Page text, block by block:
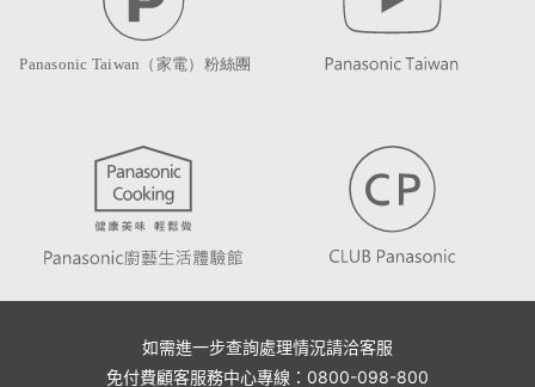
如需進一步查詢處理情況請洽客服
免付費顧客服務中心專線：0800-098-800